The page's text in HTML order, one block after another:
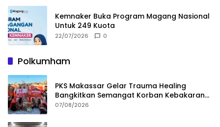
Kemnaker Buka Program Magang Nasional
Untuk 249 Kuota
22/07/2026 0
Polkumham
PKS Makassar Gelar Trauma Healing
Bangkitkan Semangat Korban Kebakaran
Tallo
07/08/2026